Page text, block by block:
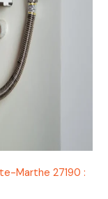
Marthe 27190 :